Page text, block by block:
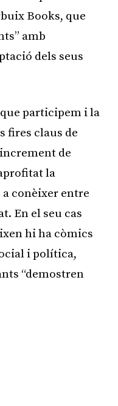
Books, que
amb
dels seus
participem i la
fires claus de
de
la
conèixer entre
En el seu cas
hi ha còmics
i política,
“demostren